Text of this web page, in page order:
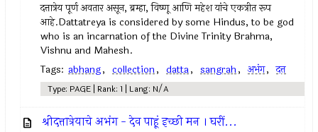
दत्तात्रेय पूर्ण अवतार असून, ब्रम्हा, विष्णू आणि महेश यांचे एकत्रीत रूप
आहे.Dattatreya is considered by some Hindus, to be god
who is an incarnation of the Divine Trinity Brahma,
Vishnu and Mahesh.
Tags: abhang, collection, datta, sangrah, अभंग, दत्त
Type: PAGE | Rank: 1 | Lang: N/A
श्रीदत्तात्रेयाचे अभंग - देव पाहूं इच्छी मन । घरीं...